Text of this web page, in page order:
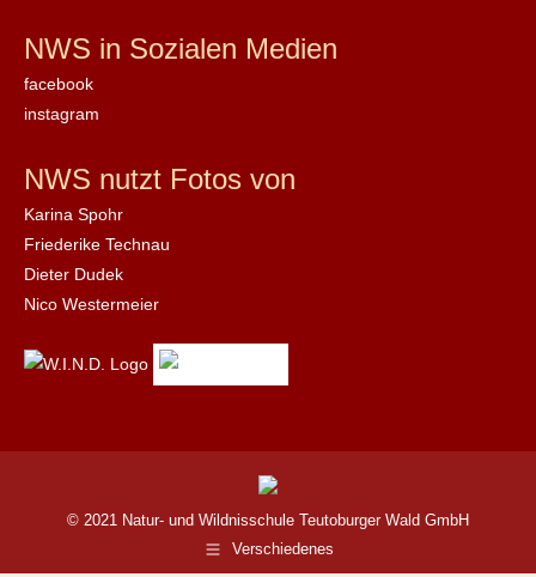
NWS in Sozialen Medien
facebook
instagram
NWS nutzt Fotos von
Karina Spohr
Friederike Technau
Dieter Dudek
Nico Westermeier
© 2021 Natur- und Wildnisschule Teutoburger Wald GmbH
Verschiedenes